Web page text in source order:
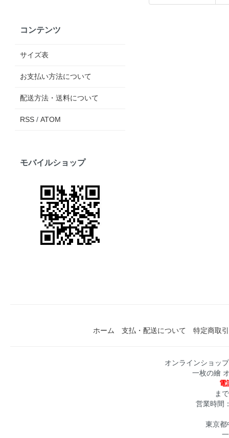
コンテンツ
サイズ表
お支払い方法について
配送方法・送料について
RSS / ATOM
モバイルショップ
ホーム 支払・配送について 特定商取
オンラインショッ
一枚の繪
電
ま
営業時間
東京都